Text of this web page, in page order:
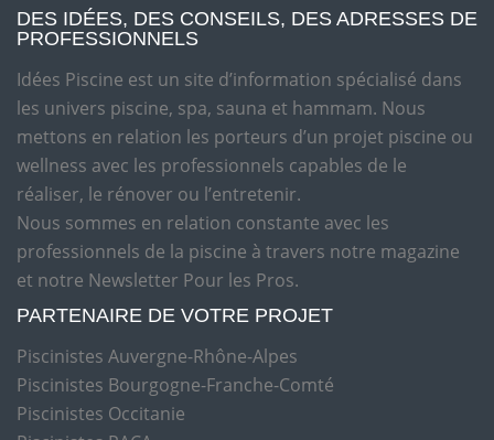
DES IDÉES, DES CONSEILS, DES ADRESSES DE
PROFESSIONNELS
Idées Piscine est un site d’information spécialisé dans
les univers piscine, spa, sauna et hammam. Nous
mettons en relation les porteurs d’un projet piscine ou
wellness avec les professionnels capables de le
réaliser, le rénover ou l’entretenir.
Nous sommes en relation constante avec les
professionnels de la piscine à travers notre magazine
et notre Newsletter Pour les Pros.
PARTENAIRE DE VOTRE PROJET
Piscinistes Auvergne-Rhône-Alpes
Piscinistes Bourgogne-Franche-Comté
Piscinistes Occitanie